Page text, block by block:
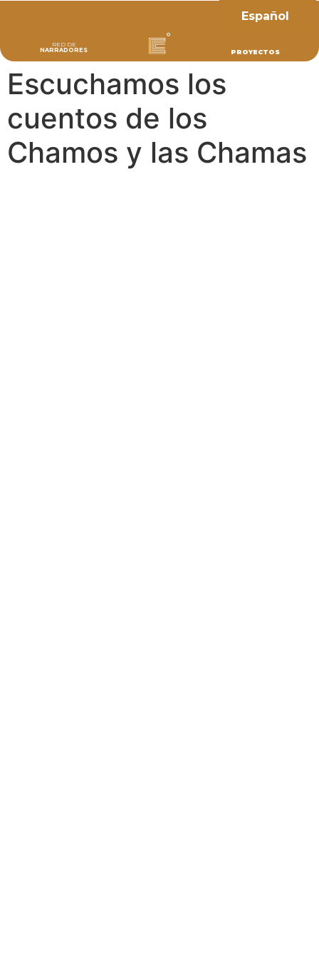
Español
RED DE
NARRADORES
PROYECTOS
Escuchamos los
cuentos de los
Chamos y las Chamas